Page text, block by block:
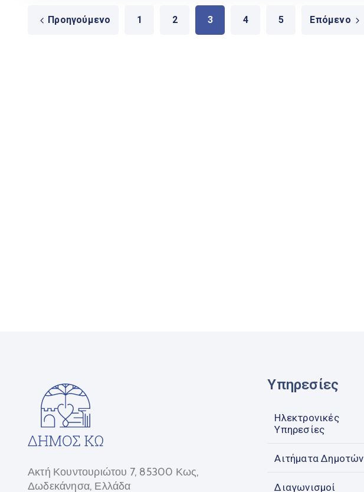
Προηγούμενο 1 2 3 4 5 Επόμενο
Ακτή Κουντουριώτου 7, 85300 Κως,
Δωδεκάνησα, Ελλάδα
Υπηρεσίες
Ηλεκτρονικές
Υπηρεσίες
Αιτήματα Δημοτών
Διαγωνισμοί